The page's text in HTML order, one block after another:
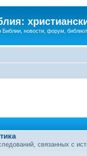
Библии, новости, форум,
связанных с